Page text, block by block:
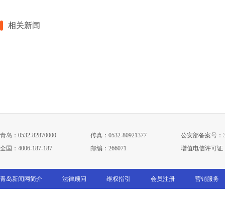
相关新闻
青岛：0532-82870000 传真：0532-80921377
公安部备案号：
全国：4006-187-187
邮编：266071 增值电信许可证
青岛新闻网简介 法律顾问 维权指引 会员注册 营销服务